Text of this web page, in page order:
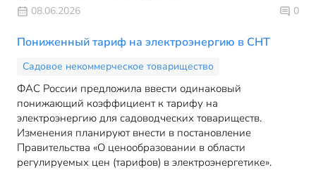
08.06.2026 0
Пониженный тариф на электроэнергию в СНТ
Садовое некоммерческое товарищество
ФАС России предложила ввести одинаковый
понижающий коэффициент к тарифу на
электроэнергию для садоводческих товариществ.
Изменения планируют внести в постановление
Правительства «О ценообразовании в области
регулируемых цен (тарифов) в электроэнергетике».